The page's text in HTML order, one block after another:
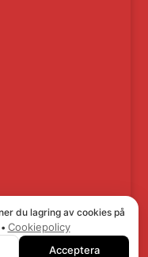
du lagring av cookies på
Cookiepolicy
Acceptera